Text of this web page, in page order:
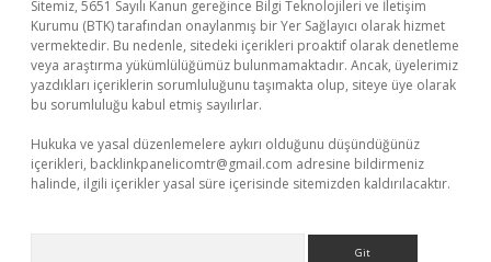
Sitemiz, 5651 Sayılı Kanun gereğince Bilgi Teknolojileri ve İletişim
Kurumu (BTK) tarafından onaylanmış bir Yer Sağlayıcı olarak hizmet
vermektedir. Bu nedenle, sitedeki içerikleri proaktif olarak denetleme
veya araştırma yükümlülüğümüz bulunmamaktadır. Ancak, üyelerimiz
yazdıkları içeriklerin sorumluluğunu taşımakta olup, siteye üye olarak
bu sorumluluğu kabul etmiş sayılırlar.
Hukuka ve yasal düzenlemelere aykırı olduğunu düşündüğünüz
içerikleri, backlinkpanelicomtr@gmail.com adresine bildirmeniz
halinde, ilgili içerikler yasal süre içerisinde sitemizden kaldırılacaktır.